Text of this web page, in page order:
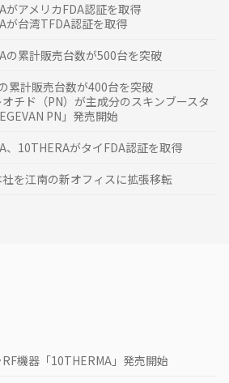
がアメリカFDA認証を取得
が台湾TFDA認証を取得
の累計販売台数が500台を突破
累計販売台数が400台を突破
チド（PN）が主成分のスキンブースタ
PN」発売開始
、10THERAがタイFDA認証を取得
を江南の新オフィスに拡張移転
機器「10THERMA」発売開始